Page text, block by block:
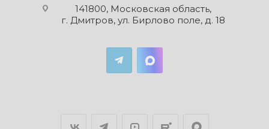
141800, Московская область,
г. Дмитров, ул. Бирлово поле, д. 18